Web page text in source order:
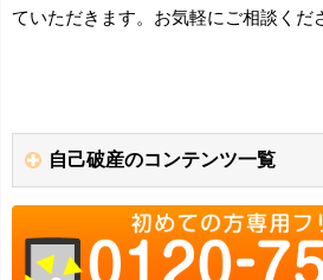
ていただきます。お気軽にご相談くだ
自己破産のコンテンツ一覧